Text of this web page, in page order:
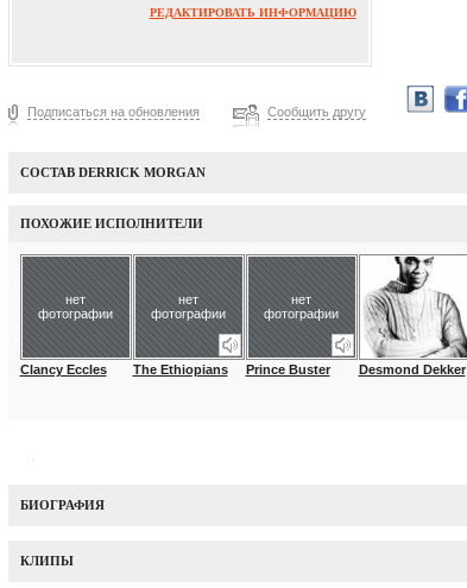
РЕДАКТИРОВАТЬ ИНФОРМАЦИЮ
Подписаться на обновления Сообщить другу
СОСТАВ DERRICK MORGAN
ПОХОЖИЕ ИСПОЛНИТЕЛИ
нет
фотографии
Clancy Eccles
нет
фотографии
The Ethiopians
нет
фотографии
Prince Buster Desmond Dekker
БИОГРАФИЯ
КЛИПЫ